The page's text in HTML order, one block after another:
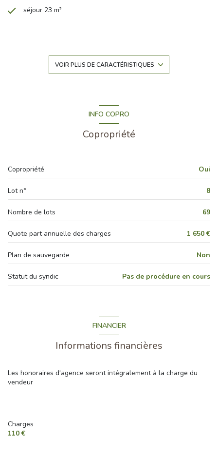
séjour 23 m²
Chauffage individuel : panneaux rayonnant (electrique)
2 étage(s)
vue PISCINE
terrasse
visiophone
VOIR PLUS DE CARACTÉRISTIQUES
INFO COPRO
Copropriété
Copropriété Oui
Lot n° 8
Nombre de lots 69
Quote part annuelle des charges 1 650 €
Plan de sauvegarde Non
Statut du syndic Pas de procédure en cours
FINANCIER
Informations financières
Les honoraires d'agence seront intégralement à la charge du
vendeur
Charges
110 €